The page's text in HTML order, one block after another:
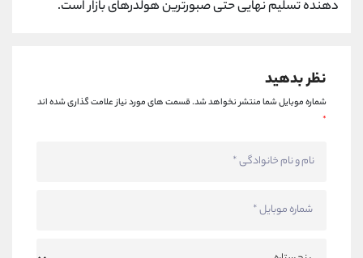
دهنده تسلیم نهایی حتی صبورترین هولدرهای بازار است.
نظر بدهید
شماره موبایل شما منتشر نخواهد شد.قسمت های مورد نیاز علامت گذاری شده اند
*